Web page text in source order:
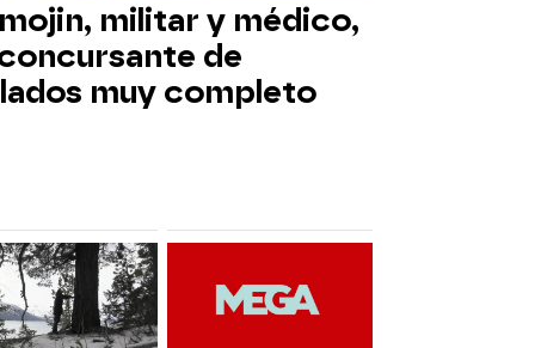
militar y médico,
de
muy completo